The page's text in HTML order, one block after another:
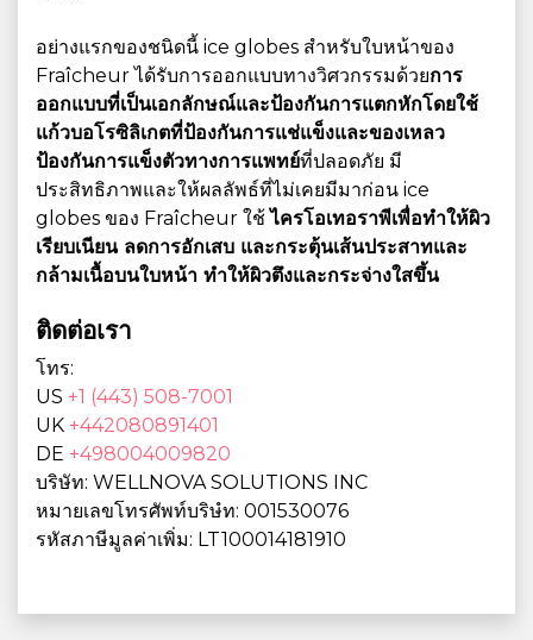
อย่างแรกของชนิดนี้ ice globes สำหรับใบหน้าของ
Fraîcheur ได้รับการออกแบบทางวิศวกรรมด้วยการ
ออกแบบที่เป็นเอกลักษณ์และป้องกันการแตกหักโดยใช้
แก้วบอโรซิลิเกตที่ป้องกันการแช่แข็งและของเหลว
ป้องกันการแข็งตัวทางการแพทย์ที่ปลอดภัย มี
ประสิทธิภาพและให้ผลลัพธ์ที่ไม่เคยมีมาก่อน ice
globes ของ Fraîcheur ใช้ไครโอเทอราพีเพื่อทําให้ผิว
เรียบเนียน ลดการอักเสบ และกระตุ้นเส้นประสาทและ
กล้ามเนื้อบนใบหน้า ทําให้ผิวตึงและกระจ่างใสขึ้น
ติดต่อเรา
โทร:
US +1 (443) 508-7001
UK +442080891401
DE +498004009820
บริษัท: WELLNOVA SOLUTIONS INC
หมายเลขโทรศัพท์บริษํท: 001530076
รหัสภาษีมูลค่าเพิ่ม: LT100014181910